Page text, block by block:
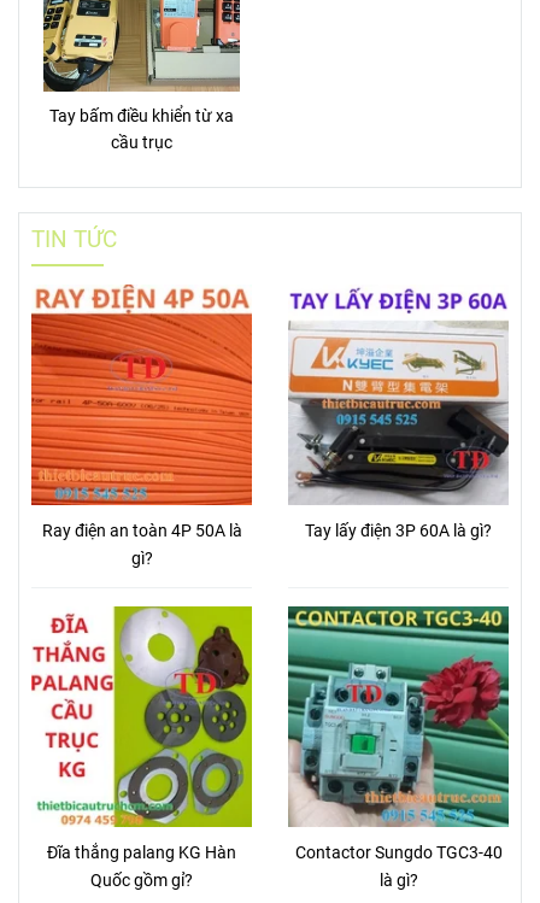
HOTLINE
SẢN PHẨM
Tay bấm điều khiển từ xa
cầu trục
Ray điện an toàn 4P 50A là
gì?
Tay lấy điện 3P 60A là gì?